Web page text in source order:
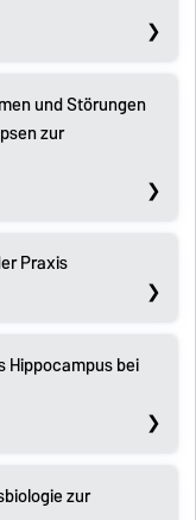
und Störungen
zur
Praxis
Hippocampus bei
zur